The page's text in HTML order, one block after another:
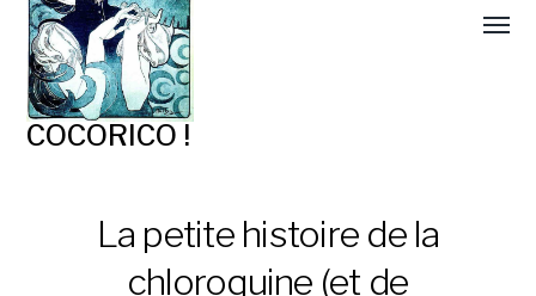
COCORICO !
La petite histoire de la
chloroquine (et de